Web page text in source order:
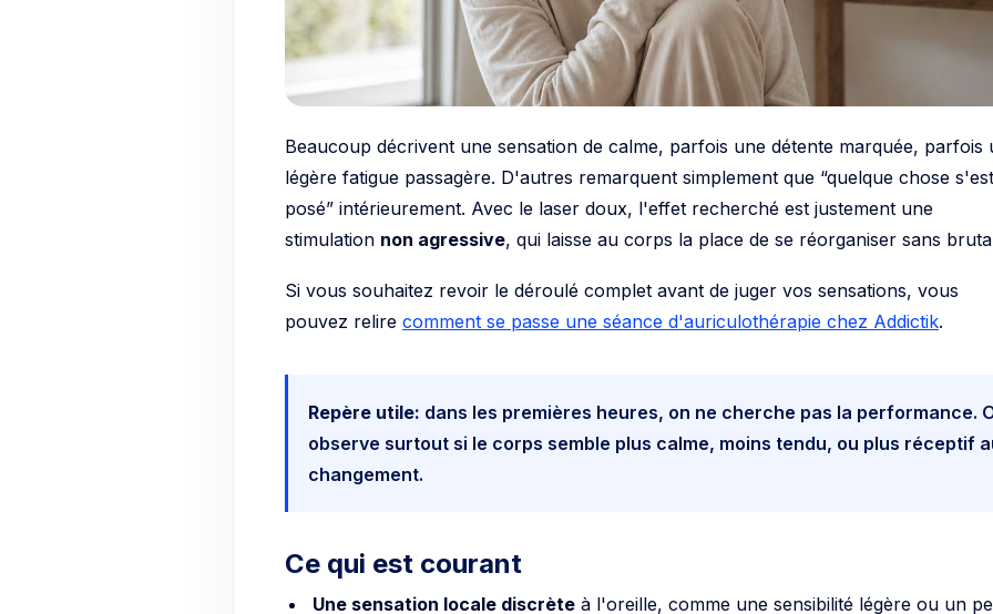
Beaucoup décrivent une sensation de calme, parfois une détente marquée, parfois
légère fatigue passagère. D'autres remarquent simplement que “quelque chose s'est
posé” intérieurement. Avec le laser doux, l'effet recherché est justement une
stimulation non agressive , qui laisse au corps la place de se réorganiser sans
Si vous souhaitez revoir le déroulé complet avant de juger vos sensations, vous
pouvez relire
comment se passe une séance d'auriculothérapie chez Addictik
Repère utile:
dans les premières heures, on ne cherche pas la performance.
observe surtout si le corps semble plus calme, moins tendu, ou plus réceptif
changement.
Ce qui est courant
Une sensation locale discrète à l'oreille, comme une sensibilité légère ou un